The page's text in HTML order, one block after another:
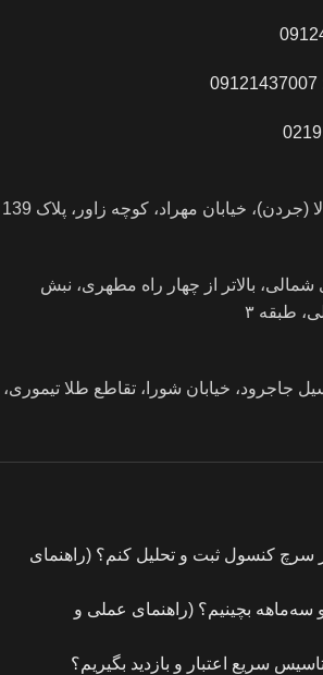
09121437007
(جردن)، خیابان مهراد، کوچه زاور، پلاک 139
بالاتر از چهار راه مطهری، نبش
طبقه ۳
جاجرود، خیابان شورا، تقاطع طلا تیموری،
کنسول ثبت و تحلیل کنم؟ (راهنمای
بچینیم؟ (راهنمای عملی و
سریع اعتبار و بازدید بگیریم؟